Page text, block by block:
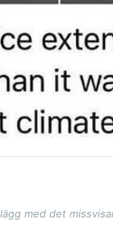
med det